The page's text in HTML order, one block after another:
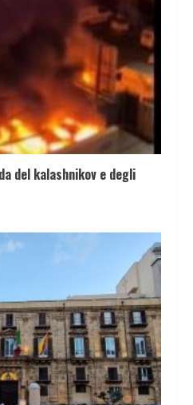
del kalashnikov e degli